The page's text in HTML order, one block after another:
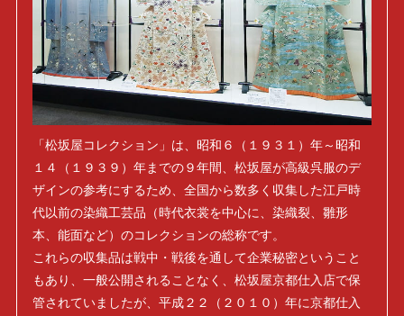
「松坂屋コレクション」は、昭和６（１９３１）年～昭和
１４（１９３９）年までの９年間、松坂屋が高級呉服のデ
ザインの参考にするため、全国から数多く収集した江戸時
代以前の染織工芸品（時代衣裳を中心に、染織裂、雛形
本、能面など）のコレクションの総称です。
これらの収集品は戦中・戦後を通して企業秘密ということ
もあり、一般公開されることなく、松坂屋京都仕入店で保
管されていましたが、平成２２（２０１０）年に京都仕入